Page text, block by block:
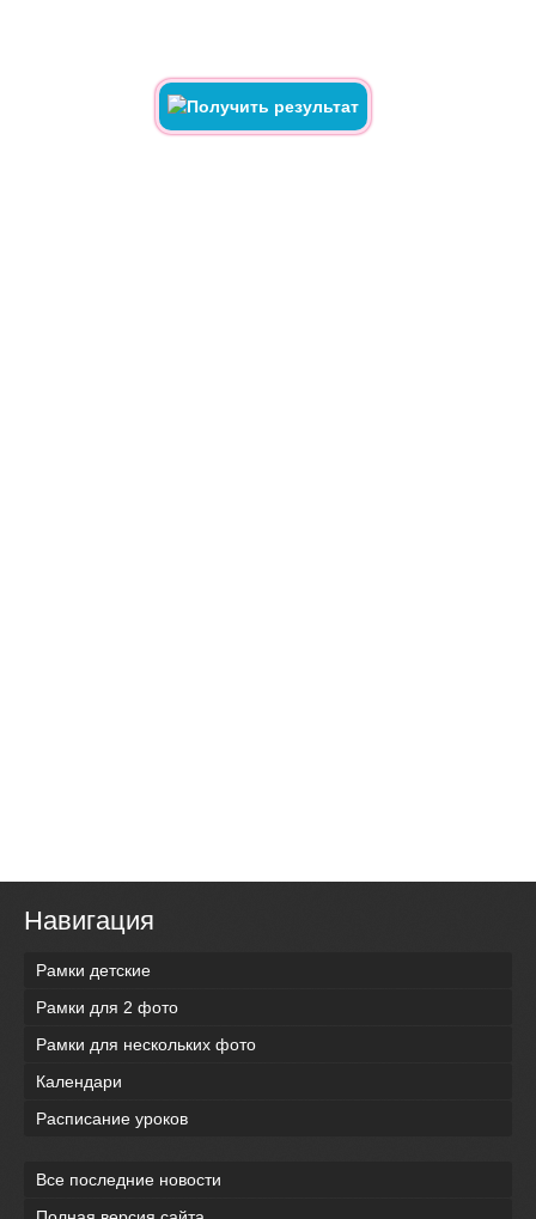
Навигация
Рамки детские
Рамки для 2 фото
Рамки для нескольких фото
Календари
Расписание уроков
Все последние новости